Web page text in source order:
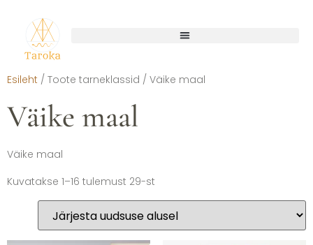
Esileht / Toote tarneklassid / Väike maal
Väike maal
Väike maal
Kuvatakse 1–16 tulemust 29-st